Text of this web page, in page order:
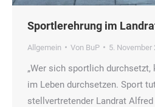
Sportlerehrung im
Allgemein Von BuP 5. November
„Wer sich sportlich
im Leben durchsetzen. Sport
stellvertretender Landrat